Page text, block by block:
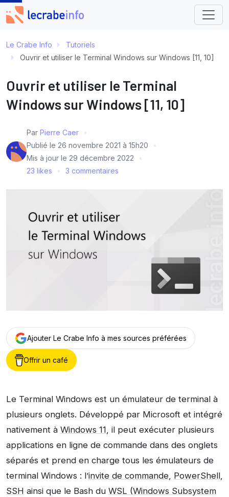
Le Crabe Info
Tutoriels
Ouvrir et utiliser le Terminal Windows sur Windows [11, 10]
Ouvrir et utiliser le Terminal
Windows sur Windows [11, 10]
Par Pierre Caer
Publié le 26 novembre 2021 à 15h20
Mis à jour le 29 décembre 2022
23 likes
3 commentaires
Ajouter Le Crabe Info à mes sources préférées
Offrir un café
Le Terminal Windows est un émulateur de terminal à
plusieurs onglets. Développé par Microsoft et intégré
nativement à Windows 11, il peut exécuter plusieurs
applications en ligne de commande dans des onglets
séparés et prend en charge tous les émulateurs de
terminal Windows : l’invite de commande, PowerShell,
SSH ainsi que le Bash du WSL (Windows Subsystem